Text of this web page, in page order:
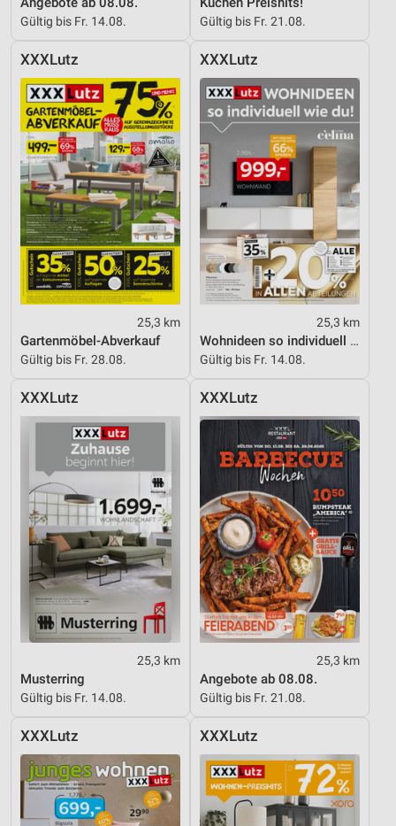
Gültig bis Fr. 14.08. Gültig bis Fr. 21.08.
XXXLutz
25,3 km
Gartenmöbel-Abverkauf
Gültig bis Fr. 28.08.
XXXLutz
25,3 km
Wohnideen so individuell wie du!
Gültig bis Fr. 14.08.
XXXLutz
25,3 km
Musterring
Gültig bis Fr. 14.08.
XXXLutz
25,3 km
Angebote ab 08.08.
Gültig bis Fr. 21.08.
XXXLutz XXXLutz
Notwendig
Funktional
Werbung